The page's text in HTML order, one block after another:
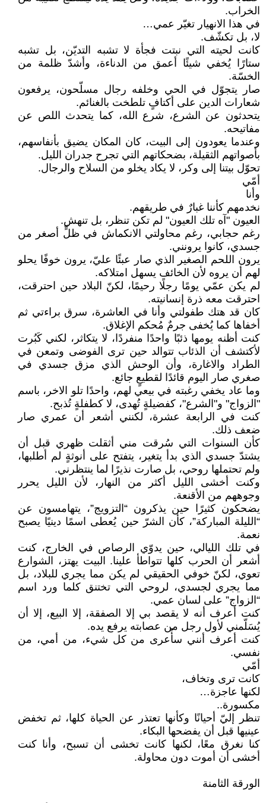
الخراب.
في هذا الانهيار تغيّر عمي…
لا، بل تكشّف.
كانت لحيته التي نبتت فجأة لا تشبه التديّن، بل تشبه
ستارًا يُخفي شيئًا أعمق من الدناءة، وأشدّ ظلمة من
الخسّة.
صار يتجوّل في الحي وخلفه رجال مسلّحون، يرفعون
شعارات الدين على أكتافٍ تلطخت بالغنائم.
يتحدثون عن الشرع، شرع الله، كما يتحدث اللص عن
مفاتيحه.
وعندما يعودون إلى البيت، كان المكان يضيق بأنفاسهم،
بأصواتهم الثقيلة، بضحكاتهم التي تجرح جدران الليل.
تحوّل بيتنا إلى وكر، لا يكاد يخلو من السلاح والرجال.
أمّي
وأنا
نخدمهم كأننا غبارٌ في طريقهم.
العيون "آه تلك العيون" لم تكن تنظر، بل تنهش.
رغم حجابي، رغم محاولتي الانكماش في ظلٍّ أصغر من
جسدي، كانوا يرونني.
يرون اللحم الصغير الذي صار عبئًا عليّ، يرون خوفًا يحلو
لهم أن يروه لأن الخائف يسهل امتلاكه.
لم يكن عمّي يومًا رجلًا رحيمًا، لكنّ البلاد حين احترقت،
احترقت معه ذرة إنسانيته.
كان قد هتك طفولتي وأنا في العاشرة، سرق براءتي ثم
أخفاها كما يُخفى جرمٌ مُحكم الإغلاق.
كنت أظنه يومها ذئبًا واحدًا منفردًا، لا يتكاثر، لكني كَبُرت
لأكتشف أن الذئاب تتوالد حين ترى الفوضى وتمعن في
الطراد والاغارة، وأن الوحش الذي مزق جسدي في
صغري صار اليوم قائدًا لقطيعٍ جائع.
وما عاد يخفي رغبته في بيعي لهم، واحدًا تلو الاخر، باسم
"الزواج" و"الشرع"، كفضيلةٍ تُهدى، لا كطفلةٍ تُذبح.
كنت في الرابعة عشرة، لكنني أشعر أن عمري صار
ضعف ذلك.
كأن السنوات التي سُرقت مني أثقلت ظهري قبل أن
يشتدّ جسدي الذي بدأ يتغير، يتفتح على أنوثةٍ لم أطلبها،
ولم تحتملها روحي، بل صارت نذيرًا لما ينتظرني.
وكنت أخشى الليل أكثر من النهار، لأن الليل يحرر
وجوههم من الأقنعة.
يضحكون كثيرًا حين يذكرون “التزويج”، يتهامسون عن
“الليلة المباركة”، كأن الشرّ حين يُعطى اسمًا دينيًا يصبح
نعمة.
في تلك الليالي، حين يدوّي الرصاص في الخارج، كنت
أشعر أن الحرب كلها تتواطأ علينا. البيت يهتز، الشوارع
تعوي، لكنّ خوفي الحقيقي لم يكن مما يجري للبلاد، بل
مما يجري لجسدي، لروحي التي تختنق كلما ورد اسم
“الزواج” على لسان عمي.
كنت أعرف أنه لا يقصد بي إلا الصفقة، إلا البيع، إلا أن
يُسَلّمني لأول رجل من عصابته يرفع يده.
كنت أعرف أنني سأُعرى من كل شيء، من أمي، من
نفسي.
أمّي
كانت ترى وتخاف،
لكنها عاجزة…
مكسورة..
تنظر إليّ أحيانًا وكأنها تعتذر عن الحياة كلها، ثم تخفض
عينيها قبل أن يفضحها البكاء.
كنا نغرق معًا، لكنها كانت تخشى أن تسبح، وأنا كنت
أخشى أن أموت دون محاولة.
الورقة الثامنة